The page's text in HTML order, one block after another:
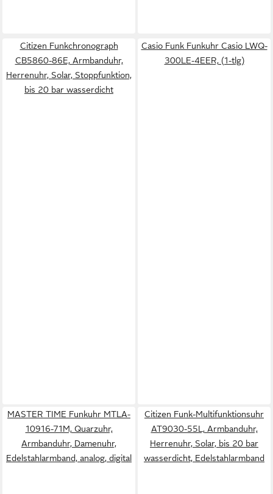
Citizen Funkchronograph
CB5860-86E, Armbanduhr,
Herrenuhr, Solar, Stoppfunktion,
bis 20 bar wasserdicht
Casio Funk Funkuhr Casio LWQ-
300LE-4EER, (1-tlg)
MASTER TIME Funkuhr MTLA-
10916-71M, Quarzuhr,
Armbanduhr, Damenuhr,
Edelstahlarmband, analog, digital
Citizen Funk-Multifunktionsuhr
AT9030-55L, Armbanduhr,
Herrenuhr, Solar, bis 20 bar
wasserdicht, Edelstahlarmband